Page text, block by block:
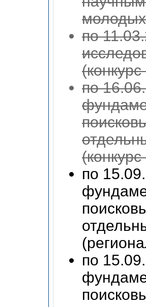
по
(конкурс
по
(конкурс
по
по